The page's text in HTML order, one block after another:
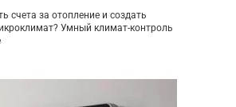
счета за отопление и создать
Умный климат-контроль